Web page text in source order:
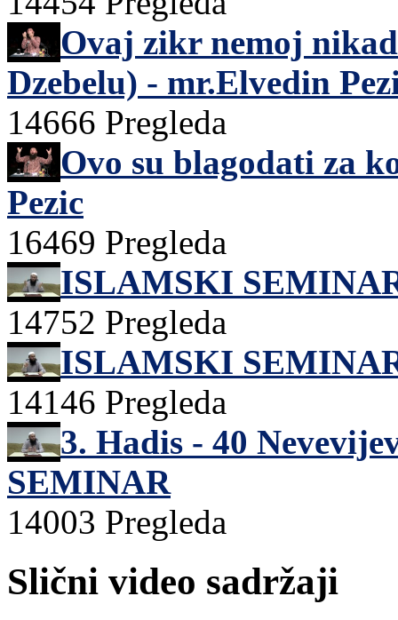
Ovaj zikr nemoj
Dzebelu) - mr.Elvedin
14666 Pregleda
Ovo su blagodati za
Pezic
16469 Pregleda
ISLAMSKI
14752 Pregleda
ISLAMSKI
14146 Pregleda
3. Hadis - 40
SEMINAR
14003 Pregleda
Slični video sadržaji